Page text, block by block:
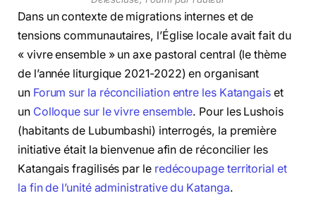
Dans un contexte de migrations internes et de
tensions communautaires, l’Église locale avait fait du
« vivre ensemble » un axe pastoral central (le thème
de l’année liturgique 2021-2022) en organisant
un Forum sur la réconciliation entre les Katangais et
un Colloque sur le vivre ensemble. Pour les Lushois
(habitants de Lubumbashi) interrogés, la première
initiative était la bienvenue afin de réconcilier les
Katangais fragilisés par le redécoupage territorial et
la fin de l’unité administrative du Katanga.